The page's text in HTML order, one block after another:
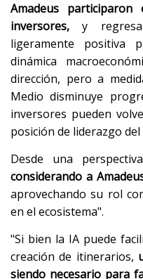
Amadeus
inversores, y
ligeramente positiva
dinámica
dirección, pero a
Medio disminuye
inversores pueden
posición de liderazgo
Desde una
considerando a
aprovechando su rol
en el ecosistema".
"Si bien la IA puede
creación de itinerarios,
siendo necesario para